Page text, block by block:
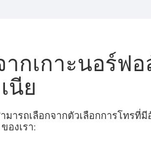
กเกาะนอร์ฟอ
เนีย
ารถเลือกจากตัวเลือกการโทรที่
ของเรา: